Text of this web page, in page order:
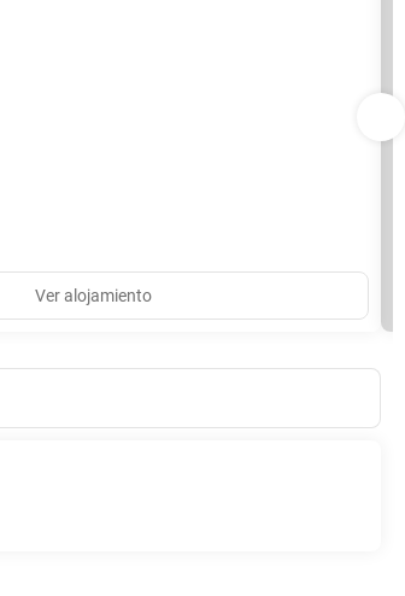
Ver alojamiento